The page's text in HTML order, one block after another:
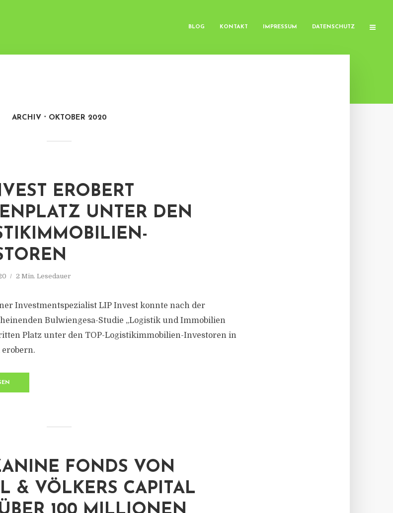
BLOG KONTAKT IMPRESSUM DATENSCHUTZ
ARCHIV OKTOBER 2020
EROBERT
UNTER DEN
2 Min. Lesedauer
Investmentspezialist LIP Invest konnte nach der
Bulwiengesa-Studie „Logistik und Immobilien
Platz unter den TOP-Logistikimmobilien-Investoren in
FONDS VON
& VÖLKERS CAPITAL